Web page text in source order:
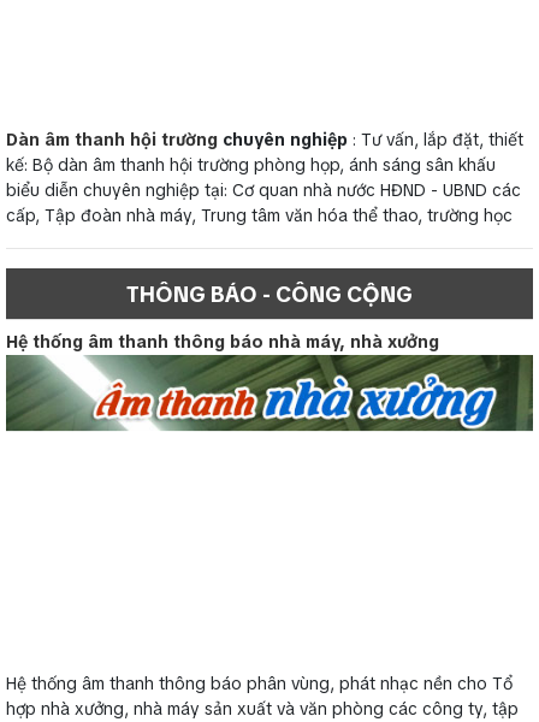
Dàn âm thanh hội trường chuyên nghiệp : Tư vấn, lắp đặt, thiết
kế: Bộ dàn âm thanh hội trường phòng họp, ánh sáng sân khấu
biểu diễn chuyên nghiệp tại: Cơ quan nhà nước HĐND - UBND các
cấp, Tập đoàn nhà máy, Trung tâm văn hóa thể thao, trường học
THÔNG BÁO - CÔNG CỘNG
Hệ thống âm thanh thông báo nhà máy, nhà xưởng
Hệ thống âm thanh thông báo phân vùng, phát nhạc nền cho Tổ
hợp nhà xưởng, nhà máy sản xuất và văn phòng các công ty, tập